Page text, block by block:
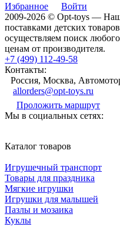
Избранное
Войти
2009-2026 © Opt-toys —
поставками детских
осуществляем поиск
ценам от производителя.
+7 (499) 112-49-58
Контакты:
Россия, Москва,
allorders@opt-toys.ru
Проложить маршрут
Мы в социальных сетях:
Каталог товаров
Игрушечный транспорт
Товары для праздника
Мягкие игрушки
Игрушки для малышей
Пазлы и мозаика
Куклы